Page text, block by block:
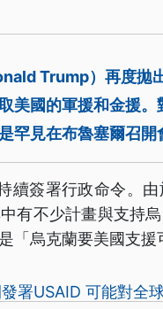
Trump）再度拋
美國的軍援和金援
罕見在布魯塞爾召開
續簽署行政命令。
有不少計畫與支持
「烏克蘭要美國支援
署USAID 可能對全